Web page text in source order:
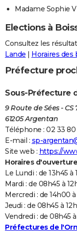
Madame Sophie
Elections à
Consultez les
Lande | Horaires des
Préfecture
Sous-Préfecture
9 Route de Sées - CS
61205 Argentan
Téléphone : 02 33 80
E-mail : sp-
Site web : https://
Horaires
Le Lundi : de 13h45
Mardi : de 08h45 à
Mercredi : de 14h00
Jeudi : de 08h45 à
Vendredi : de 08h45
Préfectures de